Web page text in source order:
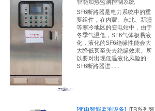
智能加热监测控制系统
SF6断路器是电力系统中的重
要组件，在内蒙、东北、新疆
等寒冷地区的变电站中，由于
冬季气温低，SF6气体极易液
化，液化的SF6绝缘性能会大
大降低甚至失去绝缘效果。所
以要对出现低温液化风险的
SF6断路器进......
[变电智能监测设备]
ITB系列智